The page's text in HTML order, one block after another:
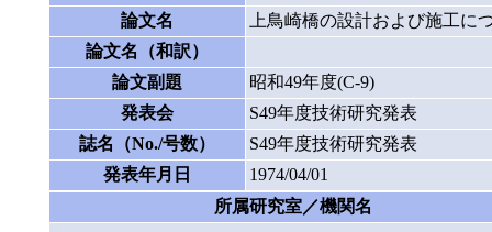
論文名
上鳥崎橋の設計および施工に
論文名（和訳）
論文副題
昭和49年度(C-9)
発表会
S49年度技術研究発表
誌名（No./号数）
S49年度技術研究発表
発表年月日
1974/04/01
所属研究室／機関名